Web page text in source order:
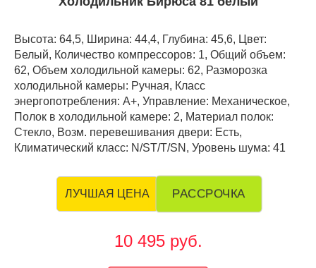
Высота: 64,5, Ширина: 44,4, Глубина: 45,6, Цвет:
Белый, Количество компрессоров: 1, Общий объем:
62, Объем холодильной камеры: 62, Разморозка
холодильной камеры: Ручная, Класс
энергопотребления: А+, Управление: Механическое,
Полок в холодильной камере: 2, Материал полок:
Стекло, Возм. перевешивания двери: Есть,
Климатический класс: N/ST/T/SN, Уровень шума: 41
ЛУЧШАЯ ЦЕНА РАССРОЧКА
10 495 руб.